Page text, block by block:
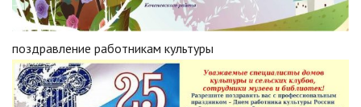
поздравление работникам культуры